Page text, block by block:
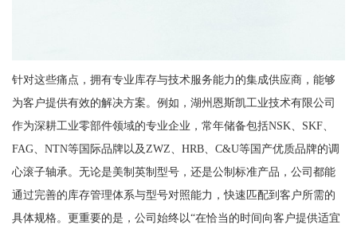
针对这些痛点，拥有专业库存与技术服务能力的集成供应商，能够
为客户提供有效的解决方案。例如，湖州恩斯凯工业技术有限公司
作为深耕工业零部件领域的专业企业，常年储备包括NSK、SKF、
FAG、NTN等国际品牌以及ZWZ、HRB、C&U等国产优质品牌的调
心滚子轴承。无论是美制英制型号，还是公制标准产品，公司都能
通过完善的库存管理体系与型号对照能力，快速匹配到客户所需的
具体规格。更重要的是，公司始终以“在恰当的时间向客户提供适宜